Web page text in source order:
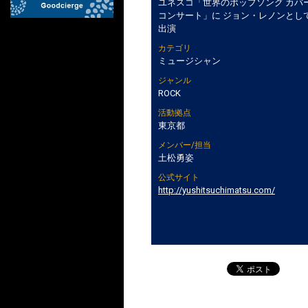
ユネスコ「世界のポップソング カバ
コンサート」に ジョン・レノンとし
出演
カテゴリ
ミュージシャン
ジャンル
ROCK
活動拠点
東京都
メンバー/担当
土松勇姿
公式サイト
http://yushitsuchimatsu.com/